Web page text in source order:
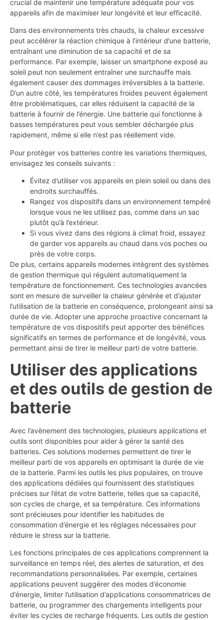
crucial de maintenir une température adéquate pour vos
appareils afin de maximiser leur longévité et leur efficacité.
Dans des environnements très chauds, la chaleur excessive
peut accélérer la réaction chimique à l’intérieur d’une batterie,
entraînant une diminution de sa capacité et de sa
performance. Par exemple, laisser un smartphone exposé au
soleil peut non seulement entraîner une surchauffe mais
également causer des dommages irréversibles à la batterie.
D’un autre côté, les températures froides peuvent également
être problématiques, car elles réduisent la capacité de la
batterie à fournir de l’énergie. Une batterie qui fonctionne à
basses températures peut vous sembler déchargée plus
rapidement, même si elle n’est pas réellement vide.
Pour protéger vos batteries contre les variations thermiques,
envisagez les conseils suivants :
Évitez d’utiliser vos appareils en plein soleil ou dans des
endroits surchauffés.
Rangez vos dispositifs dans un environnement tempéré
lorsque vous ne les utilisez pas, comme dans un sac
plutôt qu’à l’extérieur.
Si vous vivez dans des régions à climat froid, essayez
de garder vos appareils au chaud dans vos poches ou
près de votre corps.
De plus, certains appareils modernes intègrent des systèmes
de gestion thermique qui régulent automatiquement la
température de fonctionnement. Ces technologies avancées
sont en mesure de surveiller la chaleur générée et d’ajuster
l’utilisation de la batterie en conséquence, prolongeant ainsi sa
durée de vie. Adopter une approche proactive concernant la
température de vos dispositifs peut apporter des bénéfices
significatifs en termes de performance et de longévité, vous
permettant ainsi de tirer le meilleur parti de votre batterie.
Utiliser des applications
et des outils de gestion de
batterie
Avec l’avènement des technologies, plusieurs applications et
outils sont disponibles pour aider à gérer la santé des
batteries. Ces solutions modernes permettent de tirer le
meilleur parti de vos appareils en optimisant la durée de vie
de la batterie. Parmi les outils les plus populaires, on trouve
des applications dédiées qui fournissent des statistiques
précises sur l’état de votre batterie, telles que sa capacité,
son cycles de charge, et sa température. Ces informations
sont précieuses pour identifier les habitudes de
consommation d’énergie et les réglages nécessaires pour
réduire le stress sur la batterie.
Les fonctions principales de ces applications comprennent la
surveillance en temps réel, des alertes de saturation, et des
recommandations personnalisées. Par exemple, certaines
applications peuvent suggérer des modes d’économie
d’énergie, limiter l’utilisation d’applications consommatrices de
batterie, ou programmer des chargements intelligents pour
éviter les cycles de recharge fréquents. Les outils de gestion